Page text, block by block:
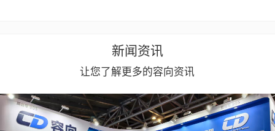
新闻资讯
让您了解更多的容向资讯